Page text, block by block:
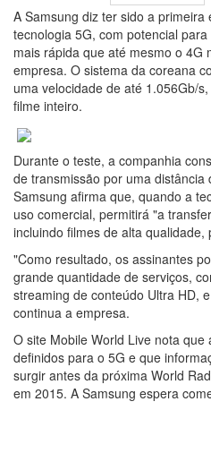
A Samsung diz ter sido a
tecnologia 5G, com potencial
mais rápida que até mesmo o 4G
empresa. O sistema da coreana
uma velocidade de até 1.056Gb/
filme inteiro.
Durante o teste, a companhia
de transmissão por uma distância
Samsung afirma que, quando a
uso comercial, permitirá "a
incluindo filmes de alta
"Como resultado, os assinantes
grande quantidade de serviços,
streaming de conteúdo Ultra HD,
continua a empresa.
O site Mobile World Live nota
definidos para o 5G e que
surgir antes da próxima World
em 2015. A Samsung espera